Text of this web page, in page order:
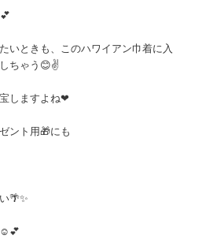
いときも、このハワイアン巾着に入
ちゃう😊✌️
しますよね❤
ント用🎁にも
🌴✨
☺️💕